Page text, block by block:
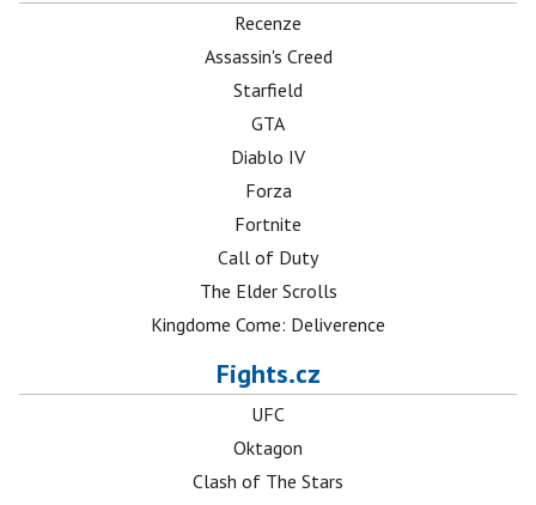
Recenze
Assassin's Creed
Starfield
GTA
Diablo IV
Forza
Fortnite
Call of Duty
The Elder Scrolls
Kingdome Come: Deliverence
Fights.cz
UFC
Oktagon
Clash of The Stars